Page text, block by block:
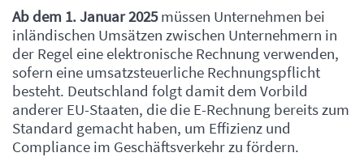
Ab dem 1. Januar 2025müssen Unternehmen bei
inländischen Umsätzen zwischen Unternehmern in
der Regel eine elektronische Rechnung verwenden,
sofern eine umsatzsteuerliche Rechnungspflicht
besteht. Deutschland folgt damit dem Vorbild
anderer EU-Staaten, die die E-Rechnung bereits zum
Standard gemacht haben, um Effizienz und
Compliance im Geschäftsverkehr zu fördern.